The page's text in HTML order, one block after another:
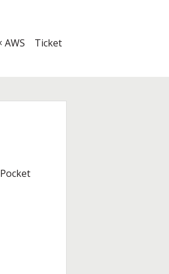
AWS Ticket
Pocket